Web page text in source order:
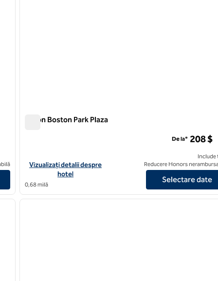
- Downtown
Hilton Boston Park Plaza
Vizualizați detaliile hotelului Hilton Boston Park Plaza
Vizualizați detalii despre
hotel
0,68 milă
De la* 208 $
Include
Reducere Honors
Selectare date
12
imaginea următoare
1
1 din 12